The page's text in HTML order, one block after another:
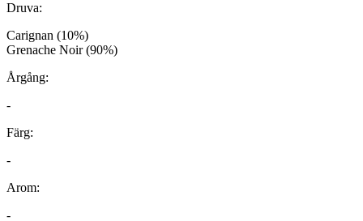
Druva:
Carignan (10%)
Grenache Noir (90%)
Årgång:
-
Färg:
-
Arom:
-